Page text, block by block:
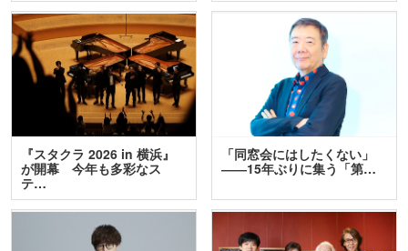
『スタクラ 2026 in 横浜』
が開幕 今年も多彩なス
テ…
「同窓会にはしたくない」
――15年ぶりに集う「第…